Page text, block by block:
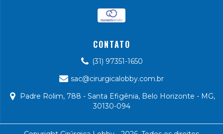
CONTATO
(31) 97351-1650
sac@cirurgicalobby.com.br
Padre Rolim, 788 - Santa Efigênia, Belo Horizonte - MG,
30130-094